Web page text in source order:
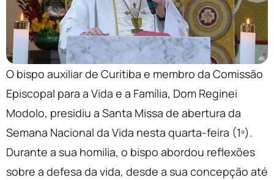
O bispo auxiliar de Curitiba e membro da Comissão
Episcopal para a Vida e a Família, Dom Reginei
Modolo, presidiu a Santa Missa de abertura da
Semana Nacional da Vida nesta quarta-feira (1º).
Durante a sua homilia, o bispo abordou reflexões
sobre a defesa da vida, desde a sua concepção até